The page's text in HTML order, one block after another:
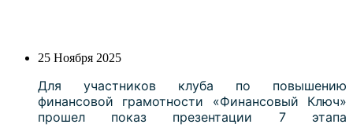
25 Ноября 2025
Для участников клуба по повышению
финансовой грамотности «Финансовый Ключ»
прошел показ презентации 7 этапа